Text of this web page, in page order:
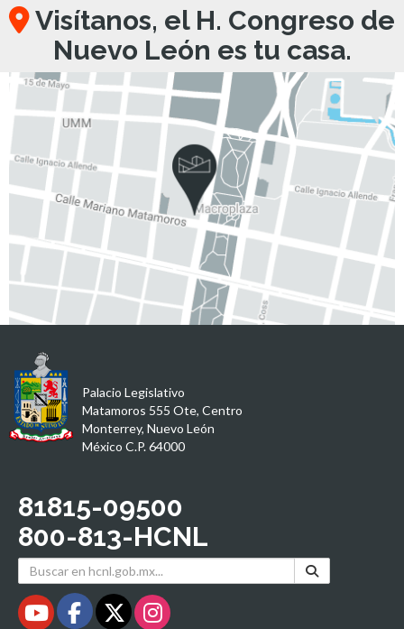
Visítanos, el H. Congreso de
Nuevo León es tu casa.
Palacio Legislativo
Matamoros 555 Ote, Centro
Monterrey, Nuevo León
México C.P. 64000
81815-09500
800-813-HCNL